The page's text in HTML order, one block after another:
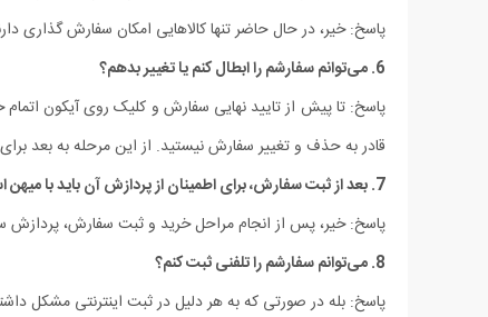
پاسخ: خیر، در حال حاضر تنها کالاهایی امکان سفارش
6. می‌‏توانم سفارشم را ابطال کنم یا تغییر بدهم؟
پاسخ: تا پیش از تایید نهایی سفارش و کلیک روی آیکون
قادر به حذف و تغییر سفارش نیستید. از این مرحله به بعد
7. بعد از ثبت سفارش، برای اطمینان از پردازش آن باید با میهن استور تماس بگیرم؟
پاسخ: خیر، پس از انجام مراحل خرید و ثبت سفارش،
8. می‏‌توانم سفارشم را تلفنی ثبت کنم؟
پاسخ: بله در صورتی که به هر دلیل در ثبت اینترنتی مشکل داشتید می توانید